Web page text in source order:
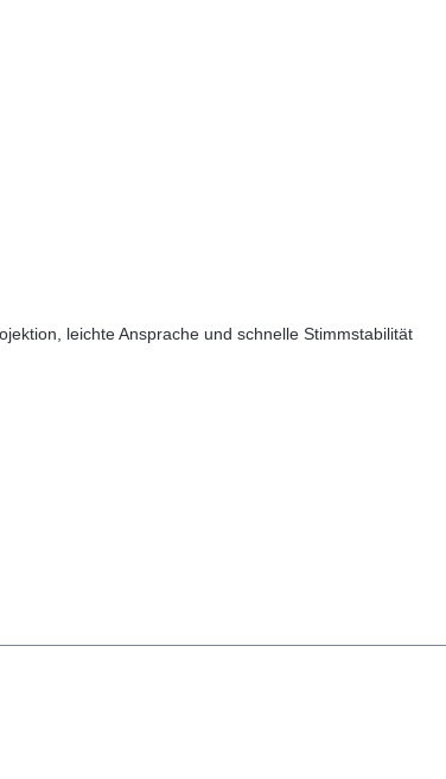
leichte Ansprache und schnelle Stimmstabilität